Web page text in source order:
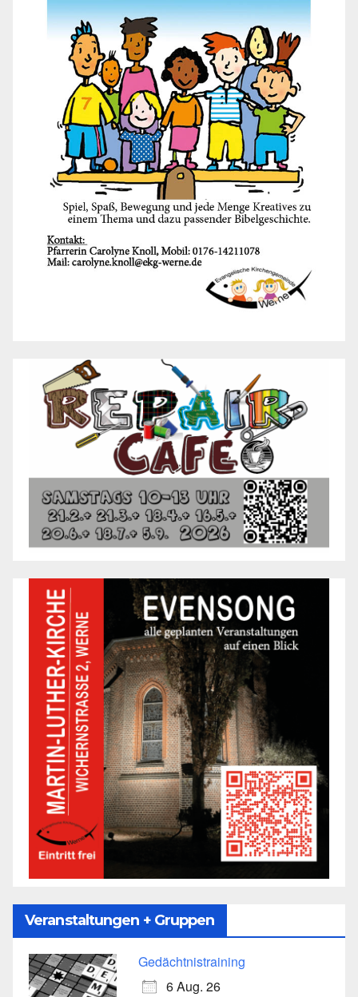
Veranstaltungen + Gruppen
Gedächtnistraining
6 Aug. 26